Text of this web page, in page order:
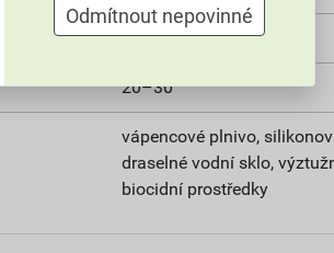
omítky
20–30
vápencové plnivo,
draselné vodní sklo,
biocidní prostředky
Odmítnout nepovinné